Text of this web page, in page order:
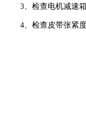
3、检查电机减速
4、检查皮带张紧